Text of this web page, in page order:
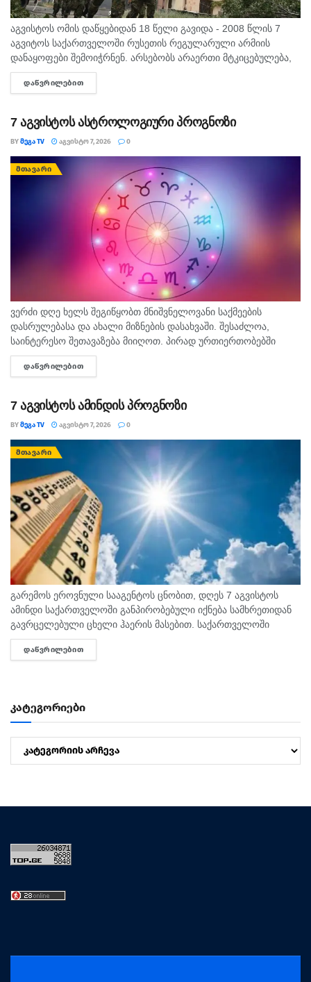
აგვისტოს ომის დაწყებიდან 18 წელი გავიდა - 2008 წლის 7
აგვიტოს საქართველოში რუსეთის რეგულარული არმიის
დანაყოფები შემოიჭრნენ. არსებობს არაერთი მტკიცებულება,
რომლითაც დადასტურდა, რომ რუსეთის ჯარმა საქართველოს
სახელმწიფო საზღვარი სწორედ 7...
ᲓᲐᲬᲕᲠᲘᲚᲔᲑᲘᲗ
7 აგვისტოს ასტროლოგიური პროგნოზი
BYᲛᲔᲒᲐ TV ᲐᲒᲕᲘᲡᲢᲝ 7, 2026 0
ᲛᲗᲐᲕᲐᲠᲘ
ვერძი დღე ხელს შეგიწყობთ მნიშვნელოვანი საქმეების
დასრულებასა და ახალი მიზნების დასახვაში. შესაძლოა,
საინტერესო შეთავაზება მიიღოთ. პირად ურთიერთობებში
გულწრფელი საუბარი ბევრ გაუგებრობას გააქრობს. კურო
ფინანსურ საკითხებში სიფრთხილე გამოიჩინეთ და ემოციური...
ᲓᲐᲬᲕᲠᲘᲚᲔᲑᲘᲗ
7 აგვისტოს ამინდის პროგნოზი
BYᲛᲔᲒᲐ TV ᲐᲒᲕᲘᲡᲢᲝ 7, 2026 0
ᲛᲗᲐᲕᲐᲠᲘ
გარემოს ეროვნული სააგენტოს ცნობით, დღეს 7 აგვისტოს
ამინდი საქართველოში განპირობებული იქნება სამხრეთიდან
გავრცელებული ცხელი ჰაერის მასებით. საქართველოში
მოსალოდნელია: დროგამოშვებით ღრუბლიანობის მომატება.
უმეტესად უნალექოდ. იქროლებსაღმოსავლეთის
ᲓᲐᲬᲕᲠᲘᲚᲔᲑᲘᲗ
კატეგორიები
კატეგორიები